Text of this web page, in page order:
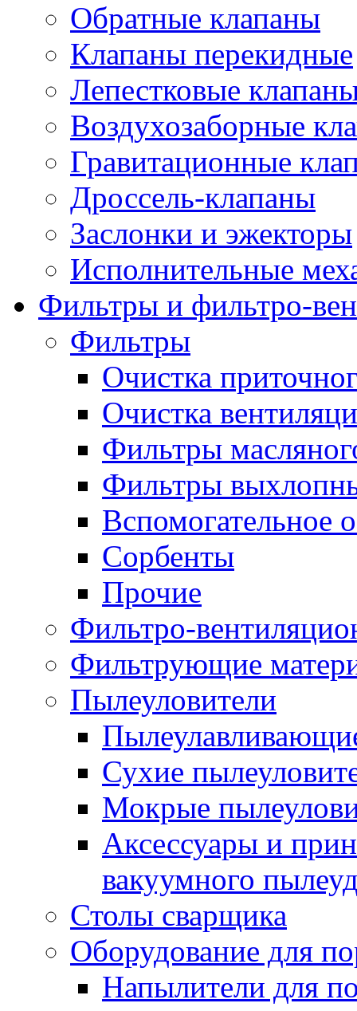
Обратные клапаны
Клапаны перекидные
Лепестковые
Воздухозаборные
Гравитационные
Дроссель-клапаны
Заслонки и эжекторы
Исполнительные
Фильтры и фильтро-
Фильтры
Очистка
Очистка
Фильтры
Фильтры
Вспомогательное
Сорбенты
Прочие
Фильтро-
Фильтрующие
Пылеуловители
Сухие
Мокрые
Аксессуары и
вакуумного
Столы сварщика
Оборудование для
Напылители для